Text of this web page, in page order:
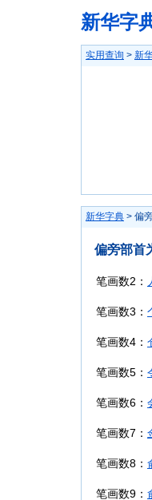
新华字
实用查询 > 新
新华字典 > 偏
偏旁部首
笔画数2：
笔画数3：
笔画数4：
笔画数5：
笔画数6：
笔画数7：
笔画数8：
笔画数9：